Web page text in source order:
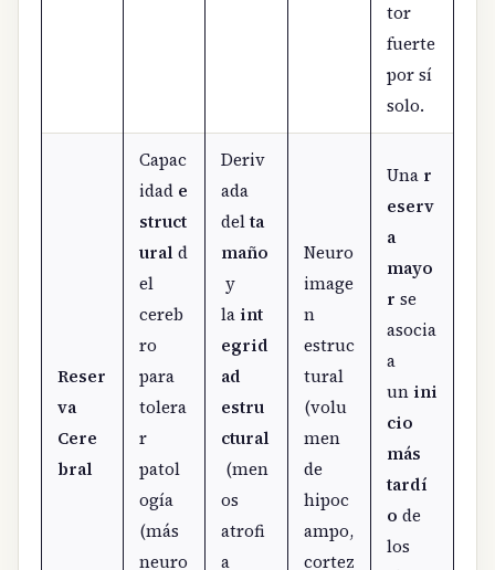
tor
fuerte
por sí
solo.
Reser
va
Cere
bral
Capac
idad e
struct
ural d
el
cereb
ro
para
tolera
r
patol
ogía
(más
neuro
Deriv
ada
delta
maño
y
la int
egrid
ad
estru
ctural
(men
os
atrofi
a
Neuro
image
n
estruc
tural
(volu
men
de
hipoc
ampo,
cortez
Una r
eserv
a
mayo
r se
asocia
a
un ini
cio
más
tardí
o de
los